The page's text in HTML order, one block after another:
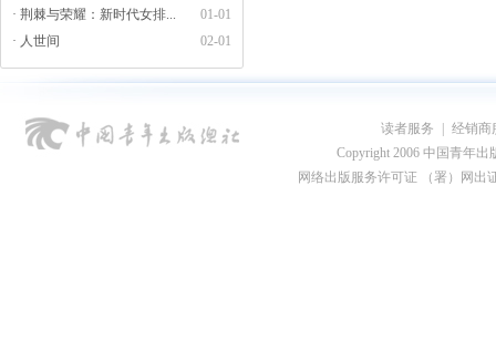
01-01
· 荆棘与荣耀：新时代女排...
02-01
· 人世间
读者服务
经销商
Copyright 2006 中国青年出
网络出版服务许可证 （署）网出